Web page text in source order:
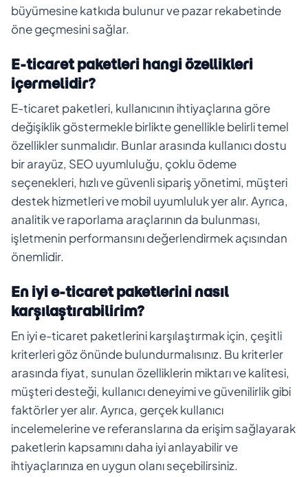
büyümesine katkıda bulunur ve pazar rekabetinde
öne geçmesini sağlar.
E-ticaret paketleri hangi özellikleri
içermelidir?
E-ticaret paketleri, kullanıcının ihtiyaçlarına göre
değişiklik göstermekle birlikte genellikle belirli temel
özellikler sunmalıdır. Bunlar arasında kullanıcı dostu
bir arayüz, SEO uyumluluğu, çoklu ödeme
seçenekleri, hızlı ve güvenli sipariş yönetimi, müşteri
destek hizmetleri ve mobil uyumluluk yer alır. Ayrıca,
analitik ve raporlama araçlarının da bulunması,
işletmenin performansını değerlendirmek açısından
önemlidir.
En iyi e-ticaret paketlerini nasıl
karşılaştırabilirim?
En iyi e-ticaret paketlerini karşılaştırmak için, çeşitli
kriterleri göz önünde bulundurmalısınız. Bu kriterler
arasında fiyat, sunulan özelliklerin miktarı ve kalitesi,
müşteri desteği, kullanıcı deneyimi ve güvenilirlik gibi
faktörler yer alır. Ayrıca, gerçek kullanıcı
incelemelerine ve referanslarına da erişim sağlayarak
paketlerin kapsamını daha iyi anlayabilir ve
ihtiyaçlarınıza en uygun olanı seçebilirsiniz.